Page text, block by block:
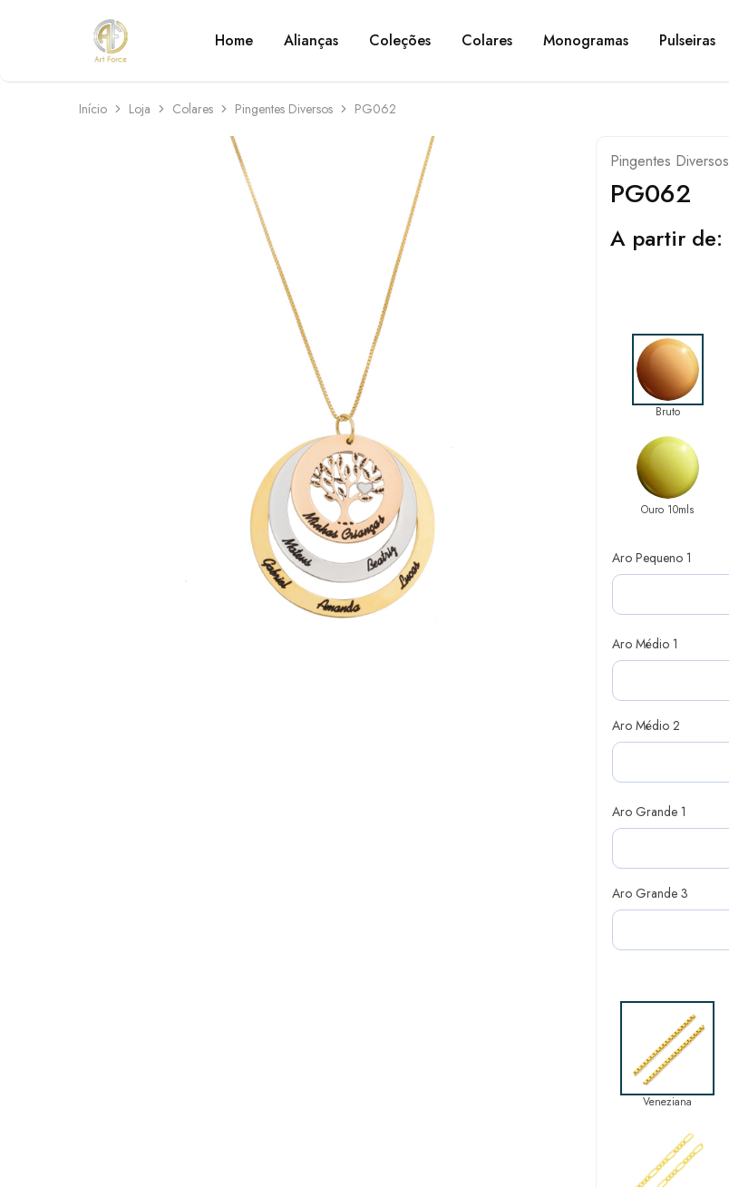
Art
Force
Semijoias
personalizadas
Home Alianças Coleções Colares Monogramas Pulseiras
Início Loja Colares Pingentes Diversos PG062
Pingentes Diversos
PG062
A partir de:
Bruto
Ouro 10mls
Aro Pequeno 1
Aro Médio 1
Aro Médio 2
Aro Grande 1
Aro Grande 3
Veneziana